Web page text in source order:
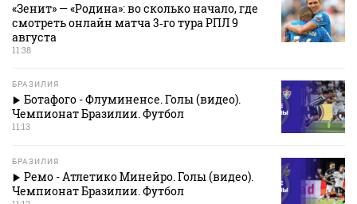
«Зенит» — «Родина»: во сколько начало, где
смотреть онлайн матча 3‑го тура РПЛ 9
августа
11:38
БРАЗИЛИЯ
Ботафого - Флуминенсе. Голы (видео).
Чемпионат Бразилии. Футбол
11:13
БРАЗИЛИЯ
Ремо - Атлетико Минейро. Голы (видео).
Чемпионат Бразилии. Футбол